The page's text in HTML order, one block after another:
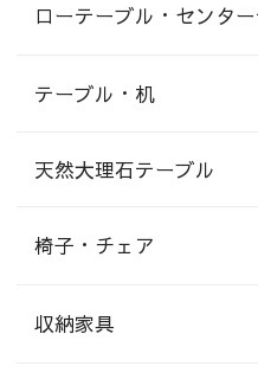
ローテーブル・センタ
テーブル・机
天然大理石テーブル
椅子・チェア
収納家具